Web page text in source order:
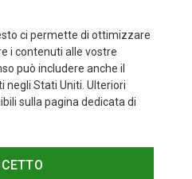
Fjällräven
99,95 €
ci permette di ottimizzare
i contenuti alle vostre
può includere anche il
Stati Uniti. Ulteriori
sulla pagina dedicata di